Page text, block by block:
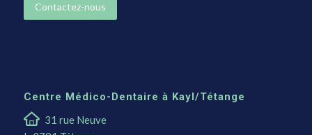
Contactez-nous
Centre Médico-Dentaire à Kayl/Tétange
31 rue Neuve